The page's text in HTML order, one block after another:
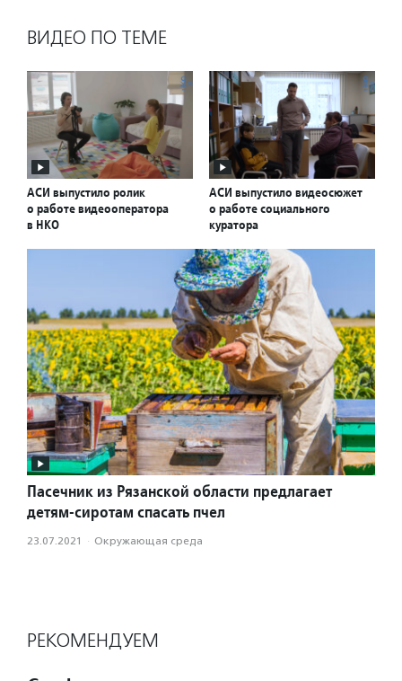
ВИДЕО ПО ТЕМЕ
АСИ выпустило ролик
о работе видеооператора
в НКО
АСИ выпустило видеосюжет
о работе социального
куратора
Пасечник из Рязанской области предлагает
детям-сиротам спасать пчел
23.07.2021 · Окружающая среда
РЕКОМЕНДУЕМ